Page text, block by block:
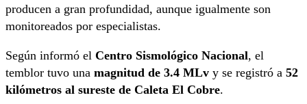
producen a gran profundidad, aunque igualmente son
monitoreados por especialistas.
Según informó el Centro Sismológico Nacional, el
temblor tuvo una magnitud de 3.4 MLv y se registró a 52
kilómetros al sureste de Caleta El Cobre.